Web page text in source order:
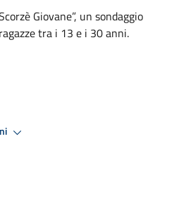
Giovane”, un sondaggio
tra i 13 e i 30 anni.